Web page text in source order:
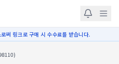
써 링크로 구매 시 수수료를 받습니다.